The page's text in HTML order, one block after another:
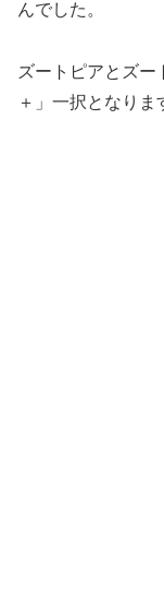
んでした。
ズートピアとズ
＋」一択となりま